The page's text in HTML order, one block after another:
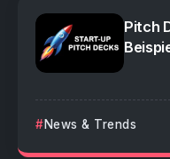
Pitch
News & Trends